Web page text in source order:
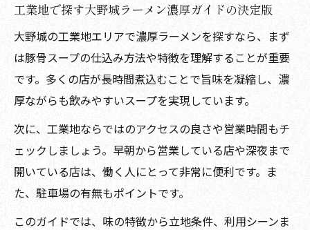
工業地で探す大野城ラーメン濃厚ガイドの決定版
大野城の工業地エリアで濃厚ラーメンを探すなら、まず
は豚骨スープの仕込み方法や特徴を理解することが重要
です。多くの店が長時間煮込むことで旨味を凝縮し、濃
厚ながらも飲みやすいスープを実現しています。
次に、工業地ならではのアクセスの良さや営業時間もチ
ェックしましょう。早朝から営業している店や深夜まで
開いている店は、働く人にとって非常に便利です。ま
た、駐車場の有無もポイントです。
このガイドでは、味の特徴から立地条件、利用シーンま